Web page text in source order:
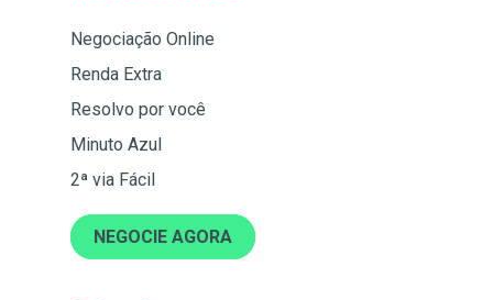
Negociação Online
Renda Extra
Resolvo por você
Minuto Azul
2ª via Fácil
NEGOCIE AGORA